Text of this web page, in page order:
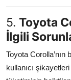
5. Toyota
İlgili
Toyota Corolla’nın
kullanıcı